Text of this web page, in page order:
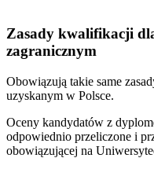
Zasady kwalifikacji
zagranicznym
Obowiązują takie same
uzyskanym w Polsce.
Oceny kandydatów z
odpowiednio przeliczone i
obowiązującej na